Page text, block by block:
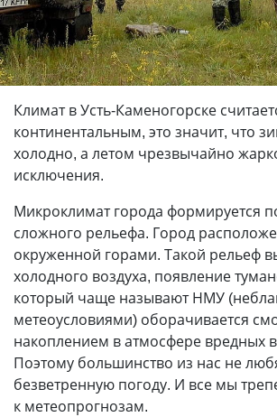
Климат в Усть-Каменогорске
континентальным, это значит, что
холодно, а летом чрезвычайно
исключения.
Микроклимат города формируется
сложного рельефа. Город
окруженной горами. Такой рельеф
холодного воздуха, появление
который чаще называют НМУ
метеоусловиями) оборачивается
накоплением в атмосфере вредных
Поэтому большинство из нас не
безветренную погоду. И все мы
к метеопрогнозам.